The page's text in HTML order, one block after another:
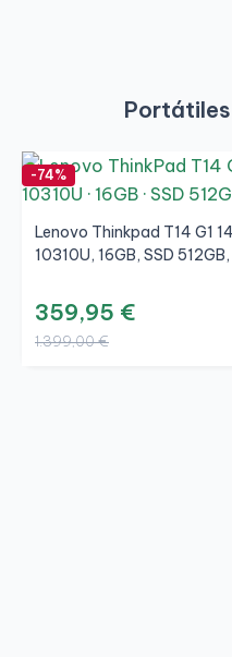
-74%
Lenovo Thinkpad T14 G1
10310U, 16GB, SSD 512GB,
359,95 €
1.399,00 €